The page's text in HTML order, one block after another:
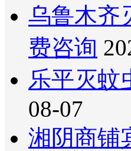
乌鲁木齐
费咨询
乐平灭蚊
08-07
湘阴商铺